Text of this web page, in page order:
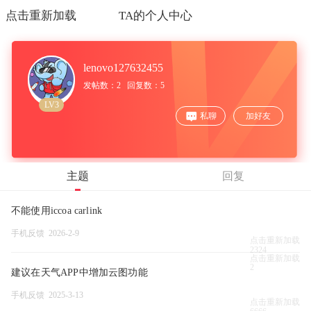
点击重新加载 TA的个人中心
LV3
lenovo127632455
发帖数：2 回复数：5
私聊 加好友
主题 回复
不能使用iccoa carlink
手机反馈 2026-2-9
点击重新加载
2324
点击重新加载
2
建议在天气APP中增加云图功能
手机反馈 2025-3-13
点击重新加载